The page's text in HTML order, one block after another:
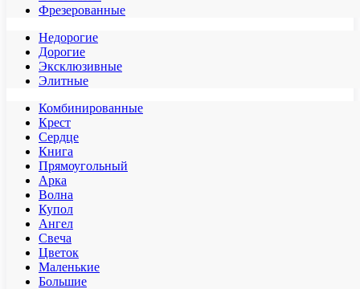
Фрезерованные
Недорогие
Дорогие
Эксклюзивные
Элитные
Комбинированные
Крест
Сердце
Книга
Прямоугольный
Арка
Волна
Купол
Ангел
Свеча
Цветок
Маленькие
Большие